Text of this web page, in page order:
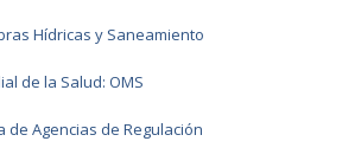
Hídricas y Saneamiento
de la Salud: OMS
de Agencias de Regulación